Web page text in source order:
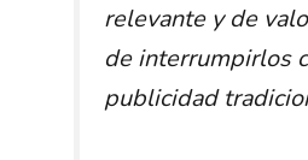
relevante y de
de interrumpirlos
publicidad